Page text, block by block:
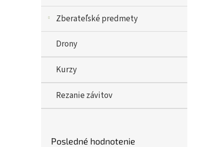
Zberateľské predmety
Drony
Kurzy
Rezanie závitov
Posledné hodnotenie